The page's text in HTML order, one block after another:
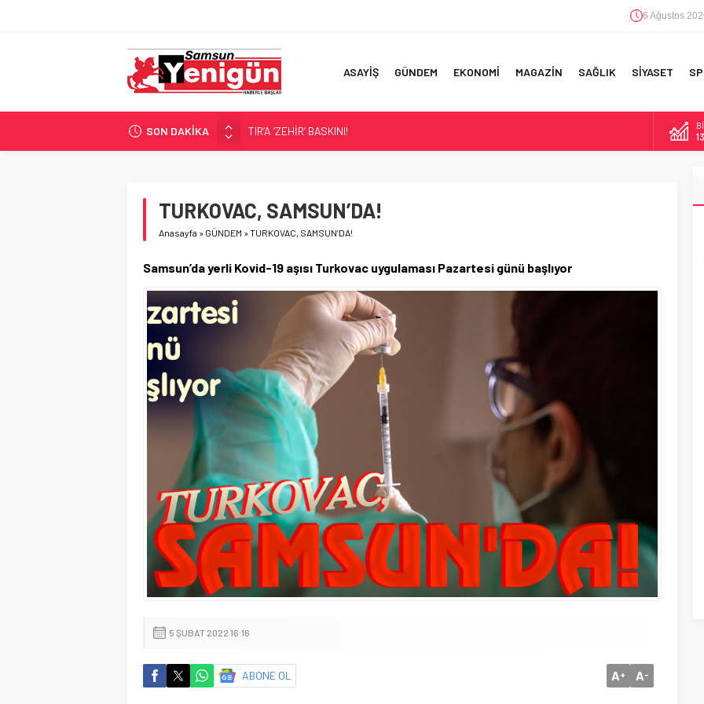
6 Ağustos
ASAYİŞ GÜNDEM EKONOMİ MAGAZİN SAĞLIK SİYASET
SON DAKİKA
TIR’A ‘ZEHİR’ BASKINI!
FECİ SON!
SAMSUN YANACAK!
BİLİMİN İZİNDE!
TURKOVAC, SAMSUN’DA!
Anasayfa » GÜNDEM »TURKOVAC, SAMSUN’DA!
Samsun’da yerli Kovid-19 aşısı Turkovac uygulaması Pazartesi günü başlıyor
5 ŞUBAT 2022 16:16
ABONE OL A+ A-